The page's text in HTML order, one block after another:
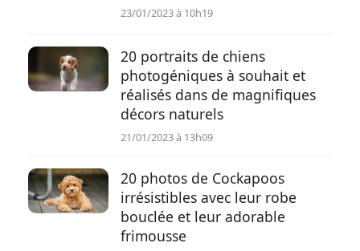
23/01/2023 à 10h19
20 portraits de chiens
photogéniques à souhait et
réalisés dans de magnifiques
décors naturels
21/01/2023 à 13h09
20 photos de Cockapoos
irrésistibles avec leur robe
bouclée et leur adorable
frimousse